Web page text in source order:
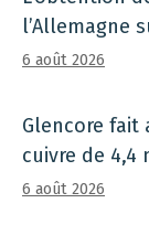
l’Allemagne
6 août 2026
Glencore fait
cuivre de
6 août 2026